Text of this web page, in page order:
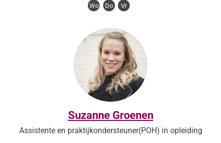
Wo Do Vr
Suzanne Groenen
Assistente en praktijkondersteuner(POH) in opleiding